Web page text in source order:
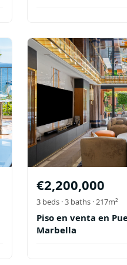
€2,200,000
3 beds ·3 baths · 217m²
Piso en venta en
Marbella